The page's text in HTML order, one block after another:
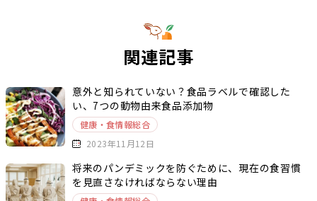
関連記事
意外と知られていない？食品ラベルで確認した
い、7つの動物由来食品添加物
健康・食情報総合
2023年11月12日
将来のパンデミックを防ぐために、現在の食習慣
を見直さなければならない理由